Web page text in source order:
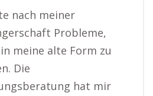
nach meiner
Probleme,
meine alte Form zu
Die
hat mir